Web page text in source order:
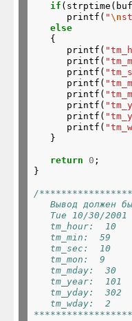
if
      printf(
" \n
else
   {
      printf(
      printf(
      printf(
      printf(
      printf(
      printf(
      printf(
      printf(
return 0 ;
}
/
Вывод должен
Tue 10/30/2001
   tm_hour:  10
   tm_min:  59
   tm_sec:  10
   tm_mon:  9
   tm_mday:  30
   tm_year:  101
   tm_yday:  302
   tm_wday:  2